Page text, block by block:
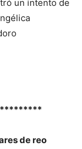
un intento de
de reo